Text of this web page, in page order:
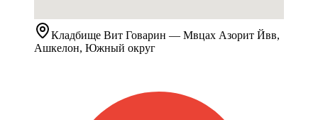
Кладбище Вит Говарин — Мвцах Азорит Йвв,
Ашкелон, Южный округ